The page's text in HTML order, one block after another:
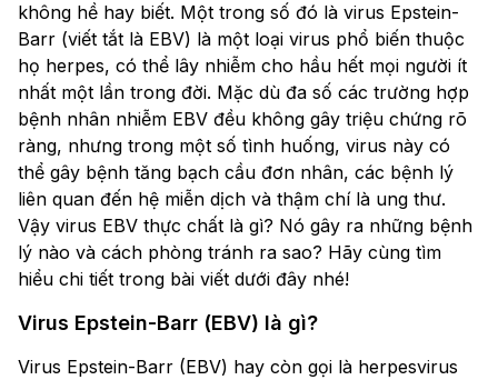
không hề hay biết. Một trong số đó là virus Epstein-
Barr (viết tắt là EBV) là một loại virus phổ biến thuộc
họ herpes, có thể lây nhiễm cho hầu hết mọi người ít
nhất một lần trong đời. Mặc dù đa số các trường hợp
bệnh nhân nhiễm EBV đều không gây triệu chứng rõ
ràng, nhưng trong một số tình huống, virus này có
thể gây bệnh tăng bạch cầu đơn nhân, các bệnh lý
liên quan đến hệ miễn dịch và thậm chí là ung thư.
Vậy virus EBV thực chất là gì? Nó gây ra những bệnh
lý nào và cách phòng tránh ra sao? Hãy cùng tìm
hiểu chi tiết trong bài viết dưới đây nhé!
Virus Epstein-Barr (EBV) là gì?
Virus Epstein-Barr (EBV) hay còn gọi là herpesvirus